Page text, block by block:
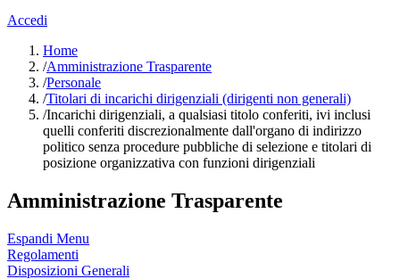
Accedi
Home
/Amministrazione Trasparente
/Personale
/Titolari di incarichi dirigenziali (dirigenti non generali)
/Incarichi dirigenziali, a qualsiasi titolo conferiti, ivi inclusi
quelli conferiti discrezionalmente dall'organo di indirizzo
politico senza procedure pubbliche di selezione e titolari di
posizione organizzativa con funzioni dirigenziali
Amministrazione Trasparente
Espandi Menu
Regolamenti
Disposizioni Generali